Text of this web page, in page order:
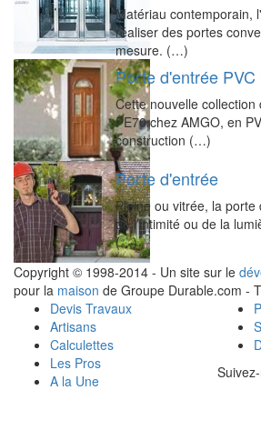
Matériau contemporain,
réaliser des portes
mesure. (…)
Porte d'entrée
Cette nouvelle
PE70 chez AMGO, en
construction (…)
Porte d'entrée
Pleine ou vitrée, la
de l’intimité ou de la
(…)
Copyright © 1998-2014 - Un site sur le
pour la maison de Groupe Durable.com -
Devis Travaux
Artisans
Calculettes
Les Pros
A la Une